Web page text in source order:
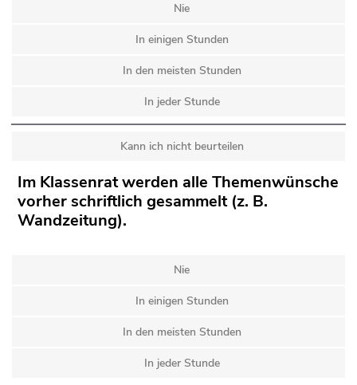
Nie
In einigen Stunden
In den meisten Stunden
In jeder Stunde
Kann ich nicht beurteilen
Im Klassenrat werden alle Themenwünsche
vorher schriftlich gesammelt (z. B.
Wandzeitung).
Nie
In einigen Stunden
In den meisten Stunden
In jeder Stunde